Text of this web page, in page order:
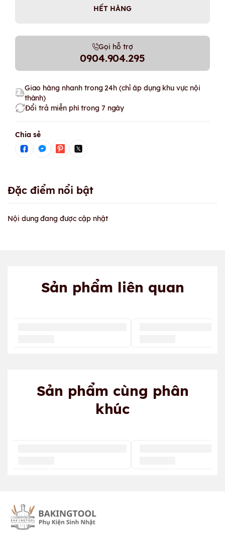
HẾT HÀNG
Gọi hỗ trợ
0904.904.295
Giao hàng nhanh trong 24h (chỉ áp dụng khu vực nội
thành)
Đổi trả miễn phí trong 7 ngày
Chia sẻ
Đặc điểm nổi bật
Nội dung đang được cập nhật
Sản phẩm liên quan
Sản phẩm cùng phân
khúc